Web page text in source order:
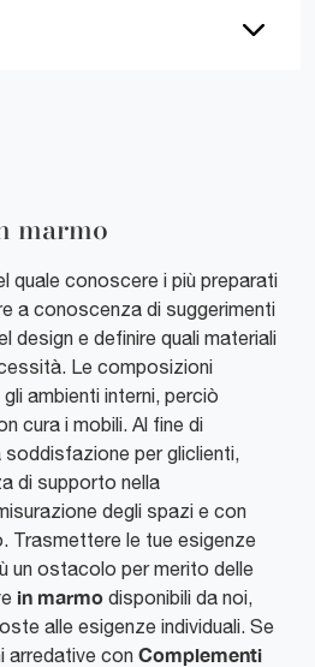
marmo
quale conoscere i più preparati
a conoscenza di suggerimenti
design e definire quali materiali
Le composizioni
ambienti interni, perciò
cura i mobili. Al fine di
per gliclienti,
di supporto nella
degli spazi e con
Trasmettere le tue esigenze
un ostacolo per merito delle
in marmo disponibili da noi,
alle esigenze individuali. Se
arredative con Complementi